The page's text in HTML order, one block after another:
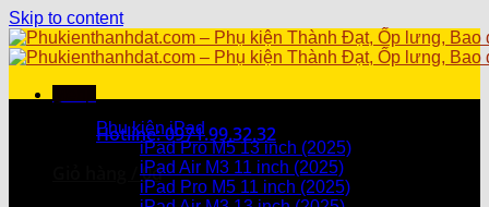
Skip to content
Hotline: 0971.99.32.32
Giỏ hàng /0₫
Danh mục sản phẩm
Phụ kiện iPad
iPad Pro M5 13 inch (2025)
iPad Air M3 11 inch (2025)
iPad Pro M5 11 inch (2025)